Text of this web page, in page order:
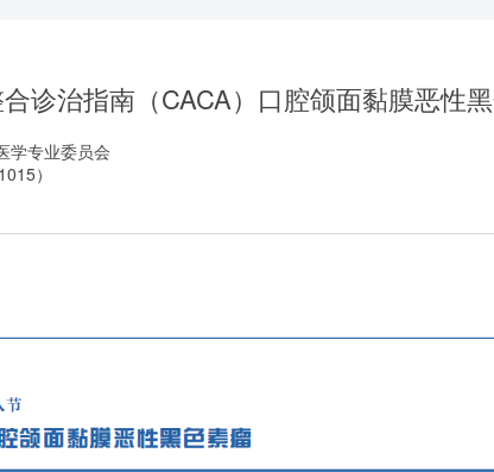
诊治指南（CACA）口腔颌面黏膜恶性
学专业委员会
）